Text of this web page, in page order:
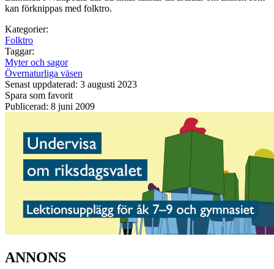
kan förknippas med folktro.
Kategorier:
Folktro
Taggar:
Myter och sagor
Övernaturliga väsen
Senast uppdaterad: 3 augusti 2023
Spara som favorit
Publicerad: 8 juni 2009
ANNONS